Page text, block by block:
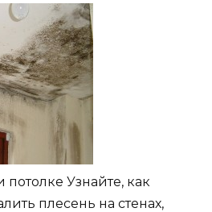
потолке Узнайте, как
плесень на стенах,